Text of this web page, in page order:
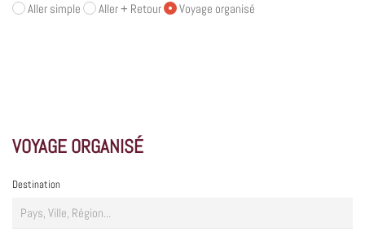
Aller simple Aller + Retour Voyage organisé
VOYAGE ORGANISÉ
Destination